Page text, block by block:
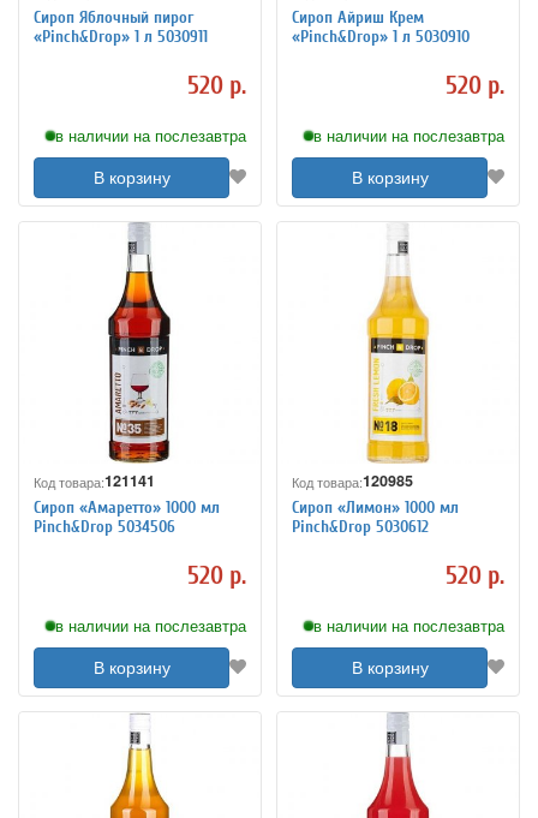
Сироп Яблочный пирог
«Pinch&Drop» 1 л 5030911
520 р.
в наличии на послезавтра
В корзину
Сироп Айриш Крем
«Pinch&Drop» 1 л 5030910
520 р.
в наличии на послезавтра
В корзину
Код товара:121141
Сироп «Амаретто» 1000 мл
Pinch&Drop 5034506
520 р.
в наличии на послезавтра
В корзину
Код товара:120985
Сироп «Лимон» 1000 мл
Pinch&Drop 5030612
520 р.
в наличии на послезавтра
В корзину